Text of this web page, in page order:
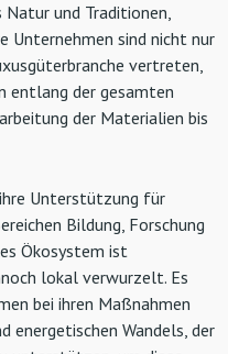
und Traditionen,
Unternehmen sind nicht nur
vertreten,
entlang der gesamten
der Materialien bis
Unterstützung für
Bildung, Forschung
Ökosystem ist
lokal verwurzelt. Es
bei ihren Maßnahmen
energetischen Wandels, der